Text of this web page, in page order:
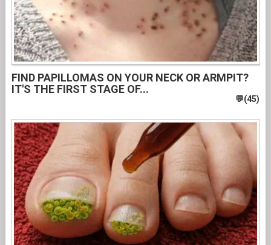
FIND PAPILLOMAS ON YOUR NECK OR ARMPIT?
IT'S THE FIRST STAGE OF...